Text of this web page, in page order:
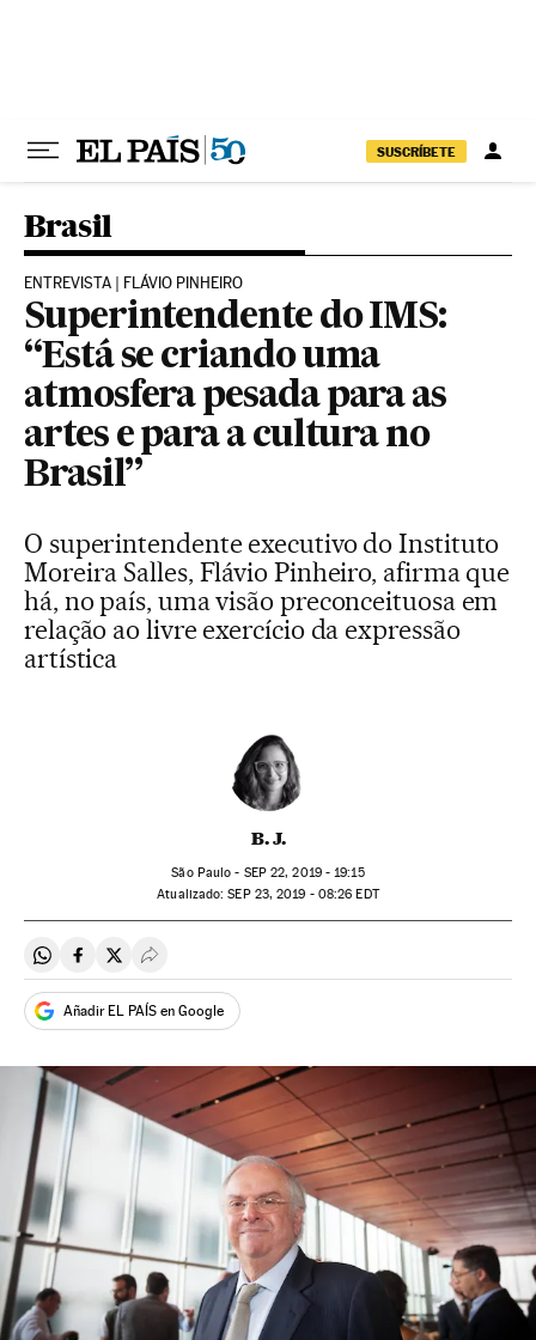
SUSCRÍBETE
Brasil
ENTREVISTA | FLÁVIO PINHEIRO
Superintendente do IMS:
“Está se criando uma
atmosfera pesada para as
artes e para a cultura no
Brasil”
O superintendente executivo do Instituto
Moreira Salles, Flávio Pinheiro, afirma que
há, no país, uma visão preconceituosa em
relação ao livre exercício da expressão
artística
B. J.
São Paulo - SEP22, 2019 - 19:15
atualizado: SEP23, 2019 - 08:26 EDT
Compartir en Whatsapp
Compartir en Facebook
Compartir en Twitter
Desplegar Redes Sociales
Añadir EL PAÍS en Google